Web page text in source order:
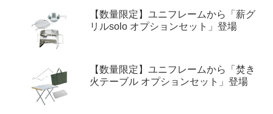
【数量限定】ユニフレームから「薪グ
リルsolo オプションセット」登場
【数量限定】ユニフレームから「焚き
火テーブル オプションセット」登場